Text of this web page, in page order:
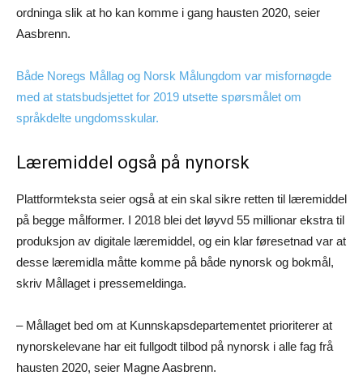
ordninga slik at ho kan komme i gang hausten 2020, seier
Aasbrenn.
Både Noregs Mållag og Norsk Målungdom var misfornøgde
med at statsbudsjettet for 2019 utsette spørsmålet om
språkdelte ungdomsskular.
Læremiddel også på nynorsk
Plattformteksta seier også at ein skal sikre retten til læremiddel
på begge målformer. I 2018 blei det løyvd 55 millionar ekstra til
produksjon av digitale læremiddel, og ein klar føresetnad var at
desse læremidla måtte komme på både nynorsk og bokmål,
skriv Mållaget i pressemeldinga.
– Mållaget bed om at Kunnskapsdepartementet prioriterer at
nynorskelevane har eit fullgodt tilbod på nynorsk i alle fag frå
hausten 2020, seier Magne Aasbrenn.